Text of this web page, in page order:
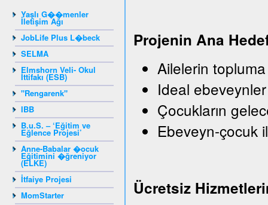
Yaşlı G��menler
İletişim Ağı
JobLife Plus L�beck
SELMA
Elmshorn Veli- Okul
İttifakı (ESB)
"Rengarenk"
IBB
B.u.S. – ‘Eğitim ve
Eğlence Projesi’
Anne-Babalar �ocuk
Eğitimini �ğreniyor
(ELKE)
İtfaiye Projesi
MomStarter
Projenin Ana
Ailelerin topluma
Ideal
Çocukların
Ebeveyn-çocuk
Ücretsiz